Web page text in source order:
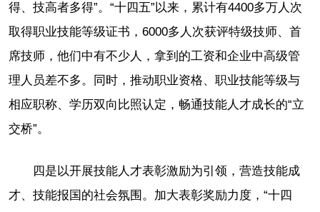
得、技高者多得”。“十四五”以来，累计有4400多万人次
取得职业技能等级证书，6000多人次获评特级技师、首
席技师，他们中有不少人，拿到的工资和企业中高级管
理人员差不多。同时，推动职业资格、职业技能等级与
相应职称、学历双向比照认定，畅通技能人才成长的“立
交桥”。
四是以开展技能人才表彰激励为引领，营造技能成
才、技能报国的社会氛围。加大表彰奖励力度，“十四